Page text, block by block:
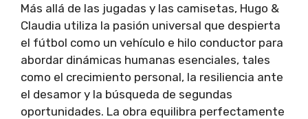
Más allá de las jugadas y las camisetas, Hugo &
Claudia utiliza la pasión universal que despierta
el fútbol como un vehículo e hilo conductor para
abordar dinámicas humanas esenciales, tales
como el crecimiento personal, la resiliencia ante
el desamor y la búsqueda de segundas
oportunidades. La obra equilibra perfectamente